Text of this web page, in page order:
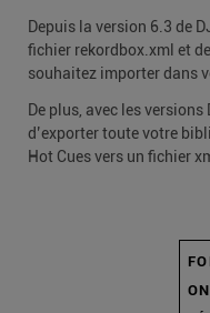
Depuis la version 6.3 de
fichier rekordbox.xml et
souhaitez importer dans
De plus, avec les
d’exporter toute votre
Hot Cues vers un fichier